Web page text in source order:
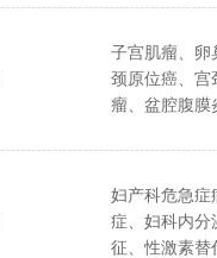
子宫肌瘤、卵
颈原位癌、宫
瘤、盆腔腹膜
妇产科危急症
症、妇科内分
征、性激素替